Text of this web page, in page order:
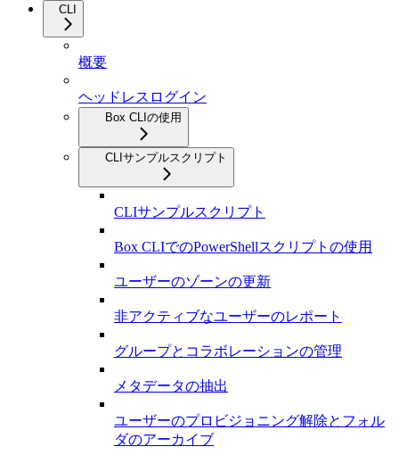
CLI
概要
ヘッドレスログイン
Box CLIの使用
CLIサンプルスクリプト
CLIサンプルスクリプト
Box CLIでのPowerShellスクリプトの使用
ユーザーのゾーンの更新
非アクティブなユーザーのレポート
グループとコラボレーションの管理
メタデータの抽出
ユーザーのプロビジョニング解除とフォル
ダのアーカイブ